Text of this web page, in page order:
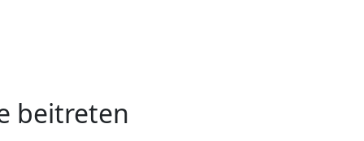
beitreten